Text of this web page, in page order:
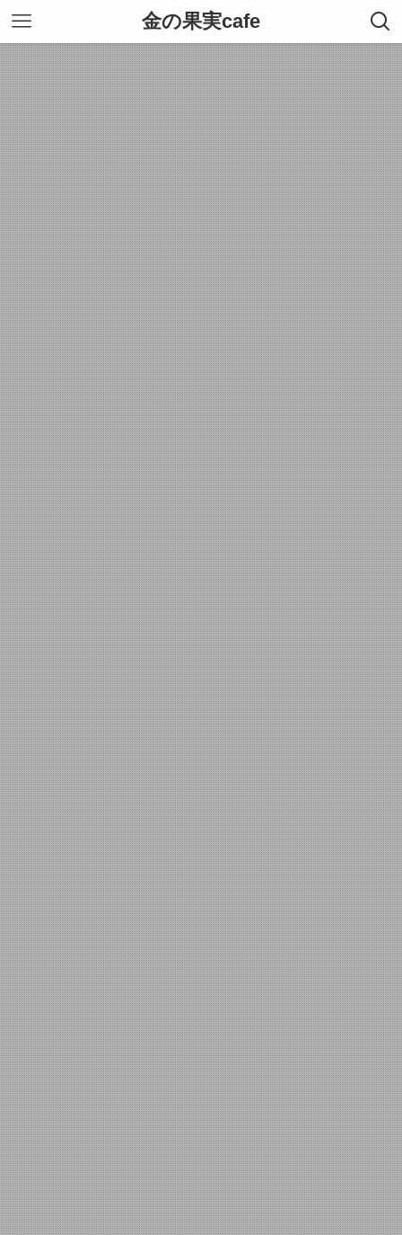
金の果実cafe